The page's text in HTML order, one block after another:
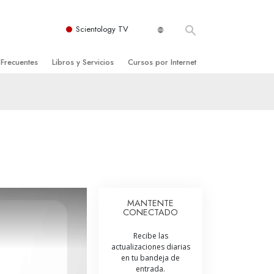
Scientology TV
de Scientology
Libros y Servicios
Introductorias
Iniciales
Cursos por Internet
Ayudas para Enfermedades y Lesiones
La Integridad y la Honestidad
La Escala Tonal Emocional
MANTENTE
CONECTADO
Recibe las
actualizaciones diarias
en tu bandeja de
entrada.